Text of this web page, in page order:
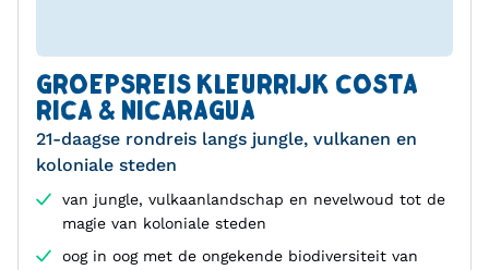
GROEPSREIS KLEURRIJK COSTA
RICA & NICARAGUA
21-daagse rondreis langs jungle, vulkanen en
koloniale steden
van jungle, vulkaanlandschap en nevelwoud tot de
magie van koloniale steden
oog in oog met de ongekende biodiversiteit van